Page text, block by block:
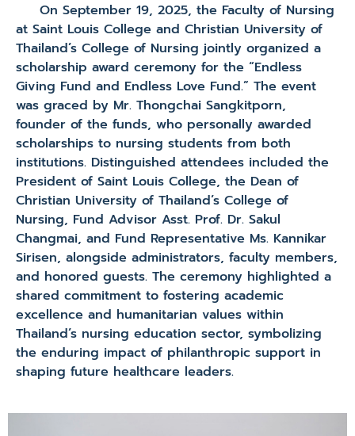
On September 19, 2025, the Faculty of Nursing
at Saint Louis College and Christian University of
Thailand’s College of Nursing jointly organized a
scholarship award ceremony for the “Endless
Giving Fund and Endless Love Fund.” The event
was graced by Mr. Thongchai Sangkitporn,
founder of the funds, who personally awarded
scholarships to nursing students from both
institutions. Distinguished attendees included the
President of Saint Louis College, the Dean of
Christian University of Thailand’s College of
Nursing, Fund Advisor Asst. Prof. Dr. Sakul
Changmai, and Fund Representative Ms. Kannikar
Sirisen, alongside administrators, faculty members,
and honored guests. The ceremony highlighted a
shared commitment to fostering academic
excellence and humanitarian values within
Thailand’s nursing education sector, symbolizing
the enduring impact of philanthropic support in
shaping future healthcare leaders.